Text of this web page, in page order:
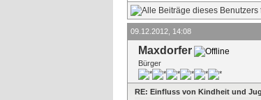
09.12.2012, 14:08
Maxdorfer
Bürger
RE: Einfluss von Kindheit und